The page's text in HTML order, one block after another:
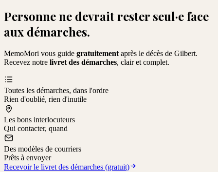
Personne ne devrait rester seul·e face
aux démarches.
MemoMori vous guide gratuitement après le décès de Gilbert.
Recevez notre livret des démarches, clair et complet.
Toutes les démarches, dans l'ordre
Rien d'oublié, rien d'inutile
Les bons interlocuteurs
Qui contacter, quand
Des modèles de courriers
Prêts à envoyer
Recevoir le livret des démarches (gratuit)